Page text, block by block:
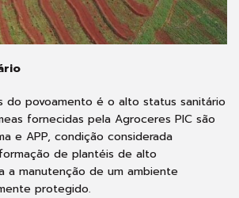
do povoamento é o alto status sanitário
fornecidas pela Agroceres PIC são
e APP, condição considerada
de plantéis de alto
a manutenção de um ambiente
protegido.